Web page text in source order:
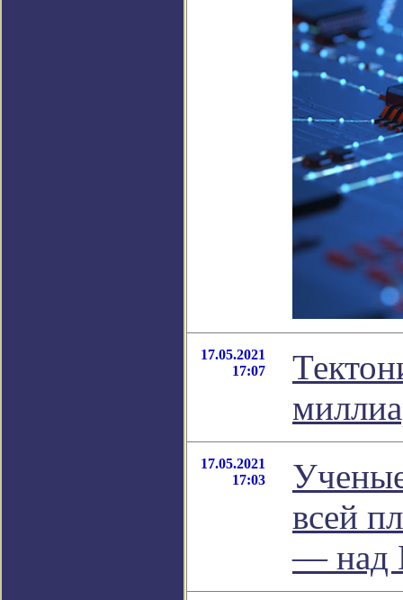
17.05.2021
17:07
17.05.2021
17:03
всей
— над